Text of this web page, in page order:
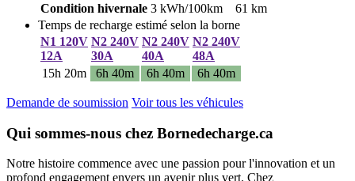
Condition hivernale 3 kWh/100km
61 km
Temps de recharge estimé selon la borne
N1 120V
12A
N2 240V
30A
N2 240V
40A
N2 240V
48A
15h 20m
6h 40m 6h 40m 6h 40m
Demande de soumission Voir tous les véhicules
Qui sommes-nous chez Bornedecharge.ca
Notre histoire commence avec une passion pour l'innovation et un
profond engagement envers un avenir plus vert. Chez